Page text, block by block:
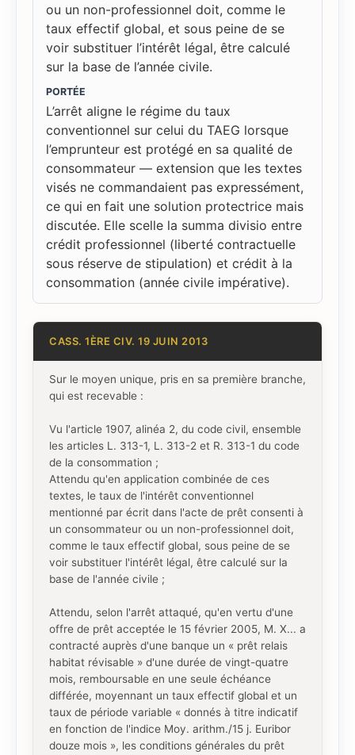
ou un non-professionnel doit, comme le
taux effectif global, et sous peine de se
voir substituer l’intérêt légal, être calculé
sur la base de l’année civile.
PORTÉE
L’arrêt aligne le régime du taux
conventionnel sur celui du TAEG lorsque
l’emprunteur est protégé en sa qualité de
consommateur — extension que les textes
visés ne commandaient pas expressément,
ce qui en fait une solution protectrice mais
discutée. Elle scelle la summa divisio entre
crédit professionnel (liberté contractuelle
sous réserve de stipulation) et crédit à la
consommation (année civile impérative).
CASS. 1ÈRE CIV. 19 JUIN 2013
Sur le moyen unique, pris en sa première branche,
qui est recevable :
Vu l'article 1907, alinéa 2, du code civil, ensemble
les articles L. 313-1, L. 313-2 et R. 313-1 du code
de la consommation ;
Attendu qu'en application combinée de ces
textes, le taux de l'intérêt conventionnel
mentionné par écrit dans l'acte de prêt consenti à
un consommateur ou un non-professionnel doit,
comme le taux effectif global, sous peine de se
voir substituer l'intérêt légal, être calculé sur la
base de l'année civile ;
Attendu, selon l'arrêt attaqué, qu'en vertu d'une
offre de prêt acceptée le 15 février 2005, M. X... a
contracté auprès d'une banque un « prêt relais
habitat révisable » d'une durée de vingt-quatre
mois, remboursable en une seule échéance
différée, moyennant un taux effectif global et un
taux de période variable « donnés à titre indicatif
en fonction de l'indice Moy. arithm./15 j. Euribor
douze mois », les conditions générales du prêt